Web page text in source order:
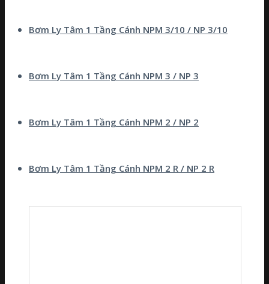
Bơm Ly Tâm 1 Tầng Cánh NPM 3/10 / NP 3/10
Bơm Ly Tâm 1 Tầng Cánh NPM 3 / NP 3
Bơm Ly Tâm 1 Tầng Cánh NPM 2 / NP 2
Bơm Ly Tâm 1 Tầng Cánh NPM 2 R / NP 2 R